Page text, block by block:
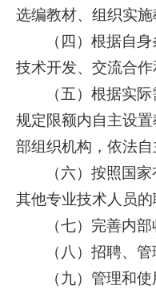
选编教材、组织实施
（四）根据自
技术开发、交流合作
（五）根据实
规定限额内自主设
部组织机构，依法自
（六）按照国
其他专业技术人员的
（七）完善内
（八）招聘、
（九）管理和